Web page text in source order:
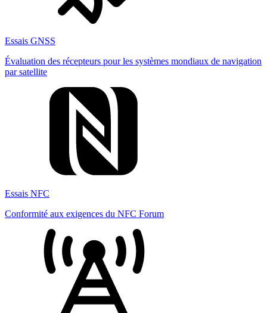
Essais GNSS
Évaluation des récepteurs pour les systèmes mondiaux de navigation
par satellite
Essais NFC
Conformité aux exigences du NFC Forum